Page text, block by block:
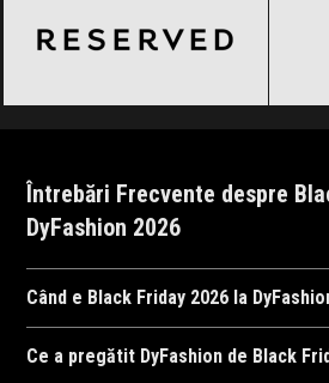
Întrebări Frecvente despre
DyFashion 2026
Când e Black Friday 2026 la
DyFashion
va organiza Black Friday
Ce a pregătit DyFashion de Black